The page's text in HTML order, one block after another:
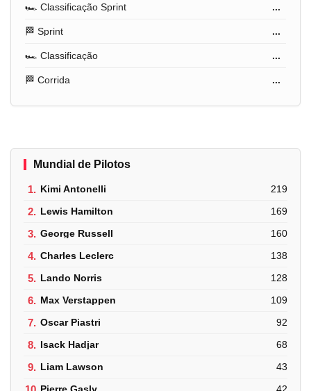
🏎️ Classificação Sprint ...
🏁 Sprint ...
🏎️ Classificação ...
🏁 Corrida ...
Mundial de Pilotos
1. Kimi Antonelli 219
2. Lewis Hamilton 169
3. George Russell 160
4. Charles Leclerc 138
5. Lando Norris 128
6. Max Verstappen 109
7. Oscar Piastri 92
8. Isack Hadjar 68
9. Liam Lawson 43